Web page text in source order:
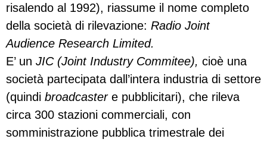
risalendo al 1992), riassume il nome completo
della società di rilevazione: Radio Joint
Audience Research Limited.
E’ un JIC (Joint Industry Commitee), cioè una
società partecipata dall’intera industria di settore
(quindi broadcastere pubblicitari), che rileva
circa 300 stazioni commerciali, con
somministrazione pubblica trimestrale dei